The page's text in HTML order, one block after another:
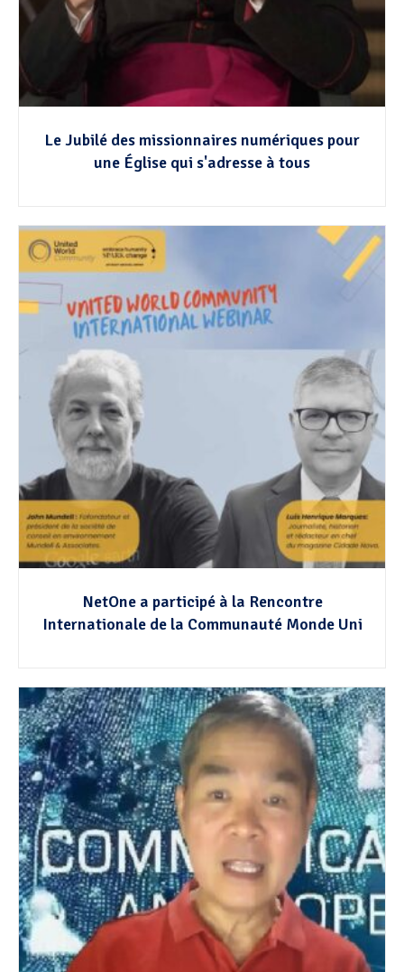
Le Jubilé des missionnaires numériques pour
une Église qui s'adresse à tous
NetOne a participé à la Rencontre
Internationale de la Communauté Monde Uni